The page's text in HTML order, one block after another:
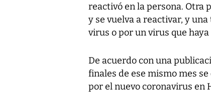
reactivó en la persona. Otra
y se vuelva a reactivar, y
virus o por un virus que
De acuerdo con una
finales de ese mismo mes
por el nuevo coronavirus en